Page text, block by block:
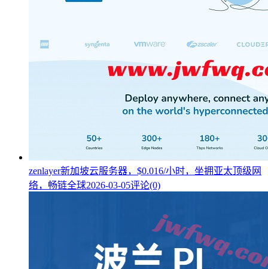
zenlayer新加坡云服务器，$0.016/小时，坐拥亚太顶级网
络，畅链全球2026-03-05评论(0)